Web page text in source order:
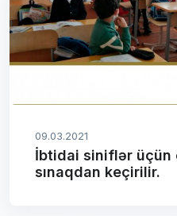
09.03.2021
İbtidai siniflər
sınaqdan keçirilir.